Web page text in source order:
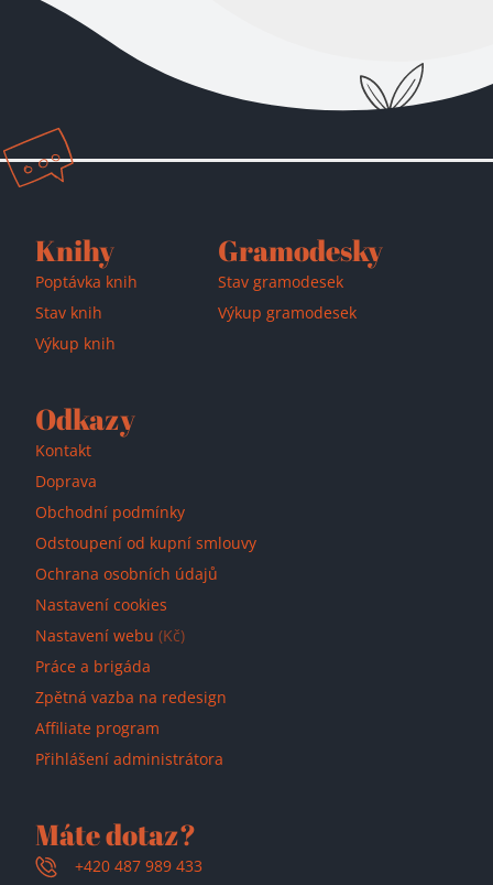
Přidáno do košíku!
Knihy
Poptávka knih
Stav knih
Výkup knih
Gramodesky
Stav gramodesek
Výkup gramodesek
Odkazy
Kontakt
Doprava
Obchodní podmínky
Odstoupení od kupní smlouvy
Ochrana osobních údajů
Nastavení cookies
Nastavení webu (Kč)
Práce a brigáda
Zpětná vazba na redesign
Affiliate program
Přihlášení administrátora
Máte dotaz?
+420 487 989 433